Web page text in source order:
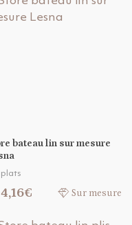
bateau lin sur mesure
plats
Sur mesure